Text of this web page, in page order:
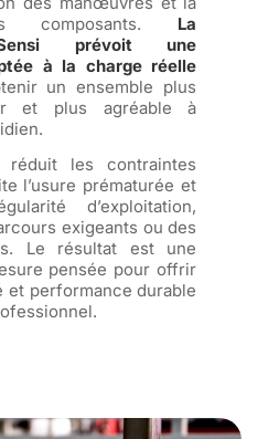
composants. La
prévoit une
à la charge réelle
un ensemble plus
et plus agréable à
réduit les contraintes
l’usure prématurée et
d’exploitation,
exigeants ou des
Le résultat est une
pensée pour offrir
et performance durable